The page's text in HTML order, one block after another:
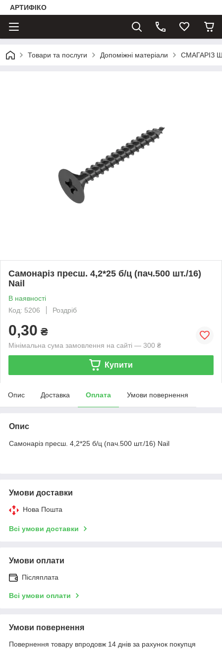
АРТИФІКО
Товари та послуги Допоміжні матеріали СМАГАРІЗ
Самонарiз пресш. 4,2*25 б/ц (пач.500 шт./16)
Nail
В наявності
Код: 5206
Роздріб
0,30 ₴
Мінімальна сума замовлення на сайті — 300 ₴
Купити
Опис Доставка Оплата Умови повернення
Опис
Самонарiз пресш. 4,2*25 б/ц (пач.500 шт./16) Nail
Умови доставки
Нова Пошта
Всі умови доставки
Умови оплати
Післяплата
Всі умови оплати
Умови повернення
Повернення товару впродовж 14 днів за рахунок покупця